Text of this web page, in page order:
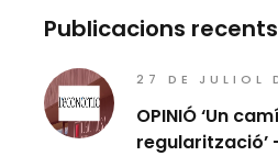
Publicacions recents
27 DE JULIOL
OPINIÓ ‘Un
regularització’